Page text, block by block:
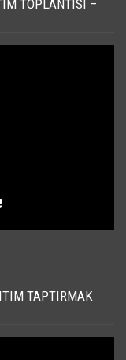
TOPLANTISI –
TAPTIRMAK